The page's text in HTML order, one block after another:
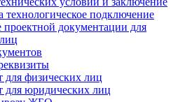
технологическое подключение
документации для
для физических лиц
для юридических лиц